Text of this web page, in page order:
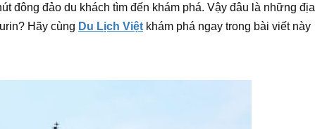
đông đảo du khách tìm đến khám phá. Vậy đâu là những địa
Hãy cùng Du Lịch Việt khám phá ngay trong bài viết này